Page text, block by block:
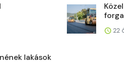
22
lakások